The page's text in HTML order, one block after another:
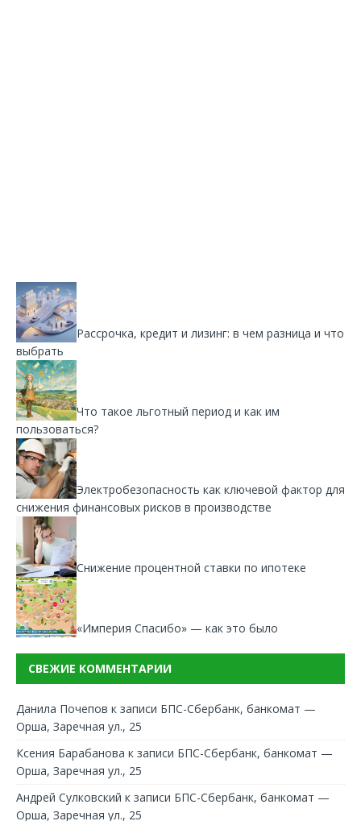
Рассрочка, кредит и лизинг: в чем разница и что
выбрать
Что такое льготный период и как им
пользоваться?
Электробезопасность как ключевой фактор для
снижения финансовых рисков в производстве
Снижение процентной ставки по ипотеке
«Империя Спасибо» — как это было
СВЕЖИЕ КОММЕНТАРИИ
Данила Почепов к записи БПС-Сбербанк, банкомат —
Орша, Заречная ул., 25
Ксения Барабанова к записи БПС-Сбербанк, банкомат —
Орша, Заречная ул., 25
Андрей Сулковский к записи БПС-Сбербанк, банкомат —
Орша, Заречная ул., 25